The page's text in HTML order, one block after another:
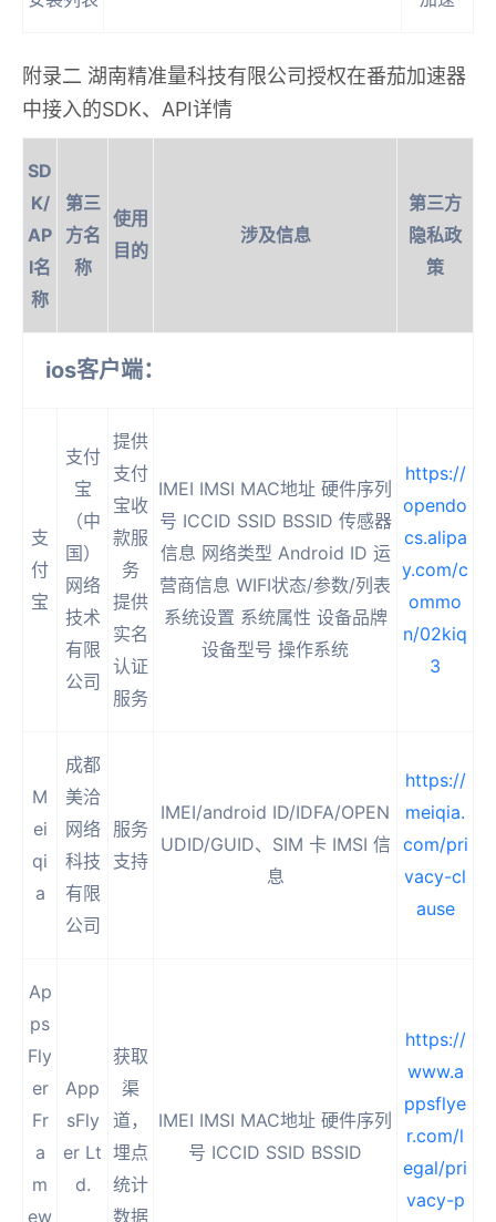
附录二 湖南精准量科技有限公司授权在番茄加速器
中接入的SDK、API详情
SD
K/
AP
I名
称
第三
方名
称
使用
目的
涉及信息
第三方
隐私政
策
ios客户端：
支
付
宝
支付
宝
（中
国）
网络
技术
有限
公司
提供
支付
宝收
款服
务
提供
实名
认证
服务
IMEI IMSI MAC地址 硬件序列
号 ICCID SSID BSSID 传感器
信息 网络类型 Android ID 运
营商信息 WIFI状态/参数/列表
系统设置 系统属性 设备品牌
设备型号 操作系统
https://
opendo
cs.alipa
y.com/c
ommo
n/02kiq
3
M
ei
qi
a
成都
美洽
网络
科技
有限
公司
服务
支持
IMEI/android ID/IDFA/OPEN
UDID/GUID、SIM 卡 IMSI 信
息
https://
meiqia.
com/pri
vacy-cl
ause
Ap
ps
Fly
er
Fr
a
m
ew
App
sFly
er Lt
d.
获取
渠
道，
埋点
统计
数据
IMEI IMSI MAC地址 硬件序列
号 ICCID SSID BSSID
https://
www.a
ppsflye
r.com/l
egal/pri
vacy-p